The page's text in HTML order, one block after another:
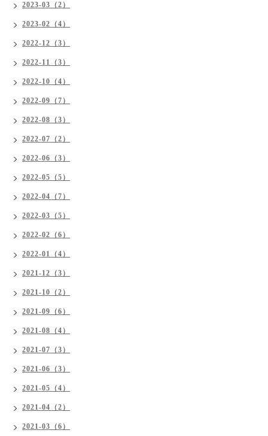
2023-03（2）
2023-02（4）
2022-12（3）
2022-11（3）
2022-10（4）
2022-09（7）
2022-08（3）
2022-07（2）
2022-06（3）
2022-05（5）
2022-04（7）
2022-03（5）
2022-02（6）
2022-01（4）
2021-12（3）
2021-10（2）
2021-09（6）
2021-08（4）
2021-07（3）
2021-06（3）
2021-05（4）
2021-04（2）
2021-03（6）